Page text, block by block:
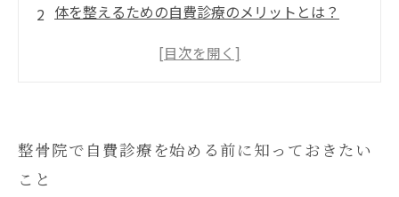
体を整えるための自費診療のメリットとは？
症状に合わせたカスタマイズ治療の魅力
自分の体を大切にするための自費診療のススメ
整骨院で自費診療を始める前に知っておきたい
こと